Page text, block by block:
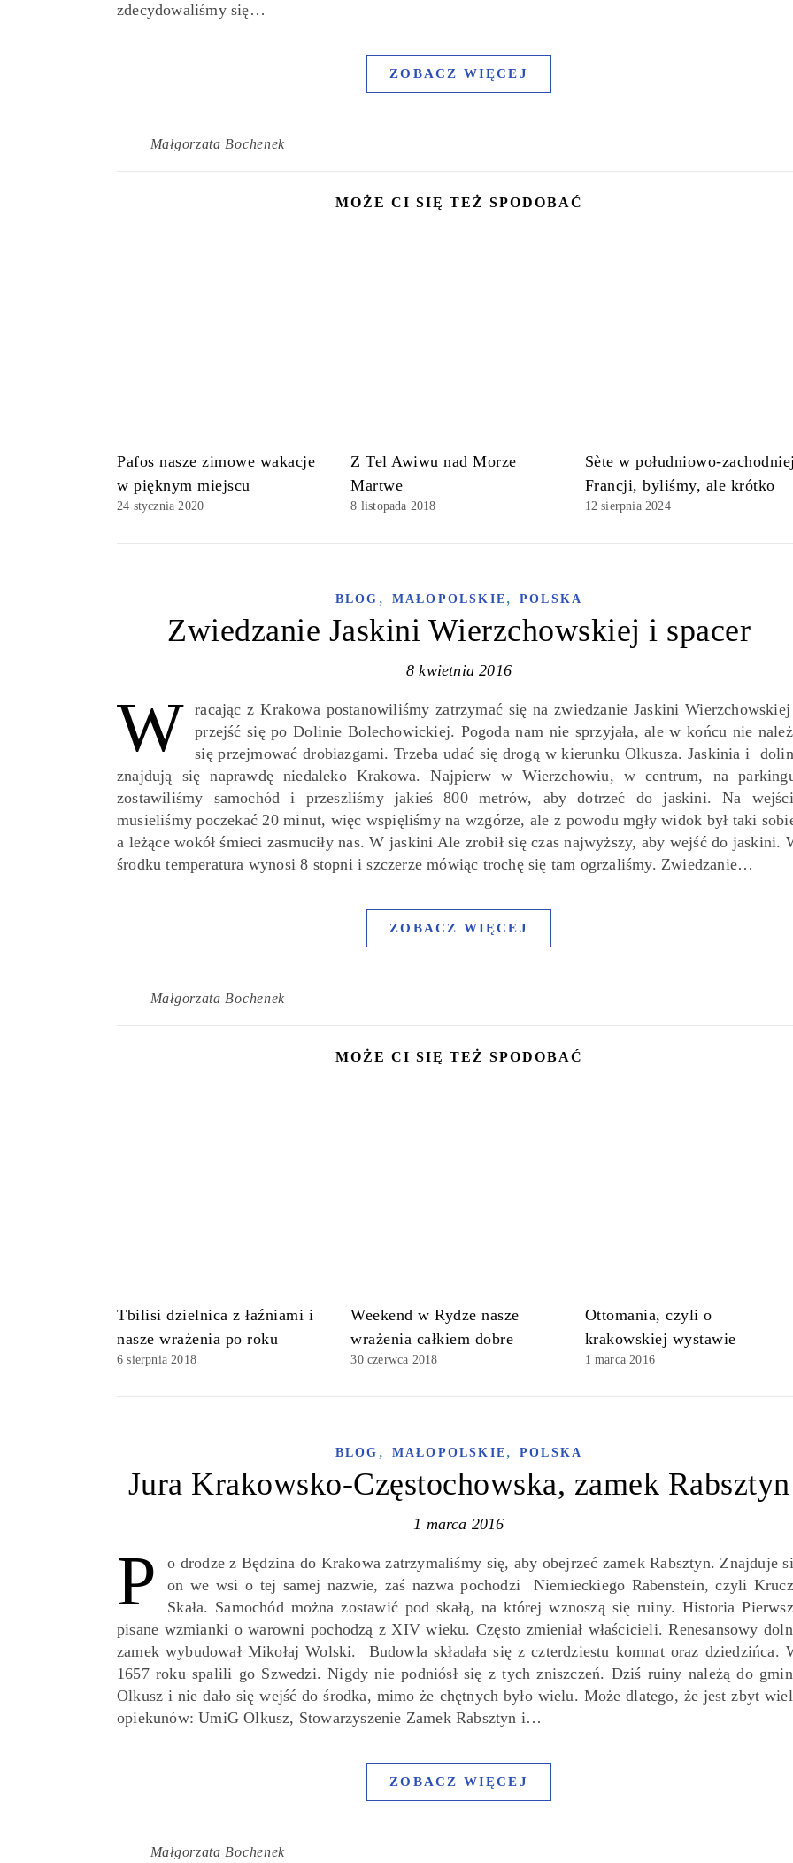
zdecydowaliśmy się…
ZOBACZ WIĘCEJ
Małgorzata Bochenek
MOŻE CI SIĘ TEŻ SPODOBAĆ
Pafos nasze zimowe wakacje
w pięknym miejscu
24 stycznia 2020
Z Tel Awiwu nad Morze
Martwe
8 listopada 2018
Sète w południowo-zachodniej
Francji, byliśmy, ale krótko
12 sierpnia 2024
BLOG , MAŁOPOLSKIE , POLSKA
Zwiedzanie Jaskini Wierzchowskiej i spacer
8 kwietnia 2016
W
racając z Krakowa postanowiliśmy zatrzymać się na zwiedzanie Jaskini
przejść się po Dolinie Bolechowickiej. Pogoda nam nie sprzyjała, ale w końcu nie
się przejmować drobiazgami. Trzeba udać się drogą w kierunku Olkusza. Jaskinia i
znajdują się naprawdę niedaleko Krakowa. Najpierw w Wierzchowiu, w centrum, na
zostawiliśmy samochód i przeszliśmy jakieś 800 metrów, aby dotrzeć do jaskini. Na
musieliśmy poczekać 20 minut, więc wspięliśmy na wzgórze, ale z powodu mgły widok był taki
a leżące wokół śmieci zasmuciły nas. W jaskini Ale zrobił się czas najwyższy, aby wejść do jaskini.
środku temperatura wynosi 8 stopni i szczerze mówiąc trochę się tam ogrzaliśmy. Zwiedzanie…
ZOBACZ WIĘCEJ
Małgorzata Bochenek
MOŻE CI SIĘ TEŻ SPODOBAĆ
Tbilisi dzielnica z łaźniami i
nasze wrażenia po roku
6 sierpnia 2018
Weekend w Rydze nasze
wrażenia całkiem dobre
30 czerwca 2018
Ottomania, czyli o
krakowskiej wystawie
1 marca 2016
BLOG , MAŁOPOLSKIE , POLSKA
Jura Krakowsko-Częstochowska, zamek Rabsztyn
1 marca 2016
P
o drodze z Będzina do Krakowa zatrzymaliśmy się, aby obejrzeć zamek Rabsztyn. Znajduje
on we wsi o tej samej nazwie, zaś nazwa pochodzi Niemieckiego Rabenstein, czyli
Skała. Samochód można zostawić pod skałą, na której wznoszą się ruiny. Historia
pisane wzmianki o warowni pochodzą z XIV wieku. Często zmieniał właścicieli. Renesansowy
zamek wybudował Mikołaj Wolski. Budowla składała się z czterdziestu komnat oraz dziedzińca.
1657 roku spalili go Szwedzi. Nigdy nie podniósł się z tych zniszczeń. Dziś ruiny należą do
Olkusz i nie dało się wejść do środka, mimo że chętnych było wielu. Może dlatego, że jest zbyt
opiekunów: UmiG Olkusz, Stowarzyszenie Zamek Rabsztyn i…
ZOBACZ WIĘCEJ
Małgorzata Bochenek